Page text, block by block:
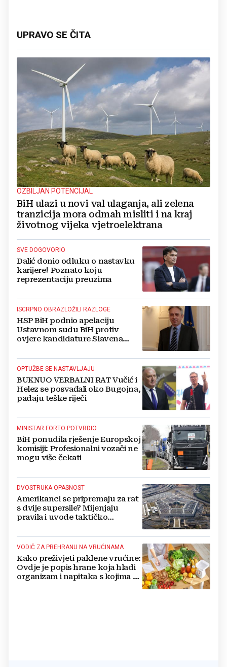
UPRAVO SE ČITA
OZBILJAN POTENCIJAL
BiH ulazi u novi val ulaganja, ali zelena
tranzicija mora odmah misliti i na kraj
životnog vijeka vjetroelektrana
SVE DOGOVORIO
Dalić donio odluku o nastavku
karijere! Poznato koju
reprezentaciju preuzima
ISCRPNO OBRAZLOŽILI RAZLOGE
HSP BiH podnio apelaciju
Ustavnom sudu BiH protiv
ovjere kandidature Slavena
OPTUŽBE SE NASTAVLJAJU
BUKNUO VERBALNI RAT Vučić i
Helez se posvađali oko Bugojna,
padaju teške riječi
MINISTAR FORTO POTVRDIO
BiH ponudila rješenje Europskoj
komisiji: Profesionalni vozači ne
mogu više čekati
DVOSTRUKA OPASNOST
Amerikanci se pripremaju za rat
s dvije supersile? Mijenjaju
pravila i uvode taktičko
VODIČ ZA PREHRANU NA VRUĆINAMA
Kako preživjeti paklene vrućine:
Ovdje je popis hrane koja hladi
organizam i napitaka s kojima si